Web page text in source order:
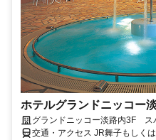
ホテルグランドニッコー
グランドニッコー淡路内3F ス
交通・アクセス JR舞子もしく